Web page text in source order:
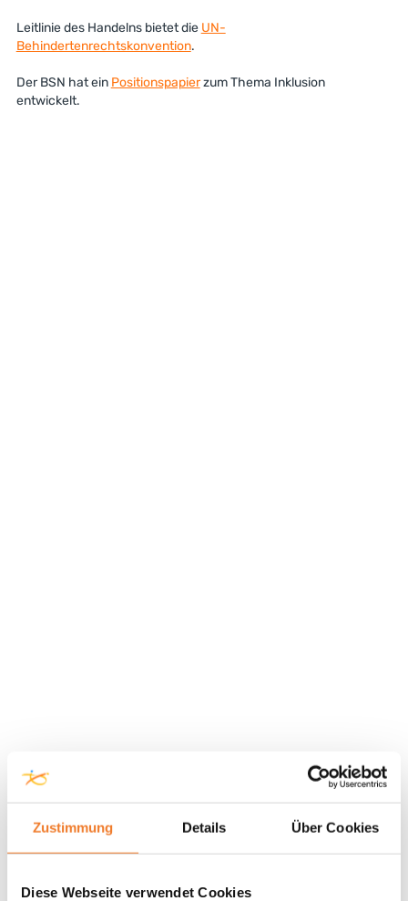
Zustimmung Details Über Cookies
Diese Webseite verwendet Cookies
Leitlinie des Handelns bietet die UN-
Behindertenrechtskonvention.
Der BSN hat ein Positionspapierzum Thema Inklusion
entwickelt.